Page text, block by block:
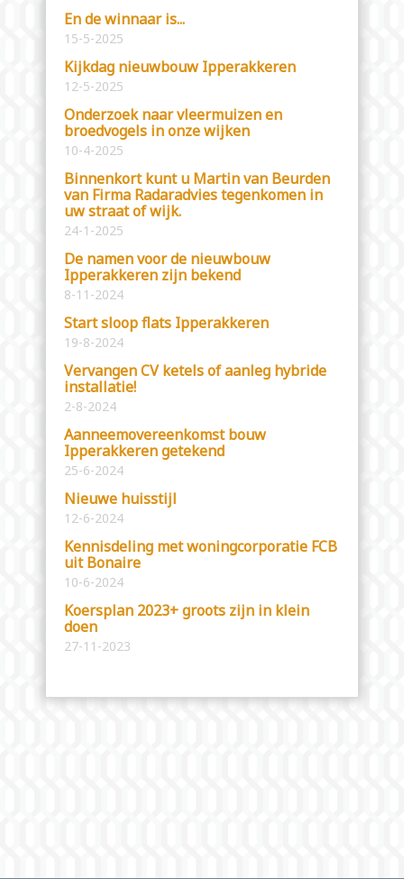
En de winnaar is...
15-5-2025
Kijkdag nieuwbouw Ipperakkeren
12-5-2025
Onderzoek naar vleermuizen en
broedvogels in onze wijken
10-4-2025
Binnenkort kunt u Martin van Beurden
van Firma Radaradvies tegenkomen in
uw straat of wijk.
24-1-2025
De namen voor de nieuwbouw
Ipperakkeren zijn bekend
8-11-2024
Start sloop flats Ipperakkeren
19-8-2024
Vervangen CV ketels of aanleg hybride
installatie!
2-8-2024
Aanneemovereenkomst bouw
Ipperakkeren getekend
25-6-2024
Nieuwe huisstijl
12-6-2024
Kennisdeling met woningcorporatie FCB
uit Bonaire
10-6-2024
Koersplan 2023+ groots zijn in klein
doen
27-11-2023